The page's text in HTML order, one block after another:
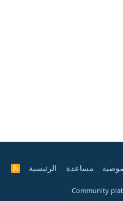
مساعدة الرئيسية
R
Community